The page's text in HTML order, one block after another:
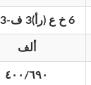
6 خ ع (رأ) 3 ف-3
ألف
٤٠٠/٦٩٠